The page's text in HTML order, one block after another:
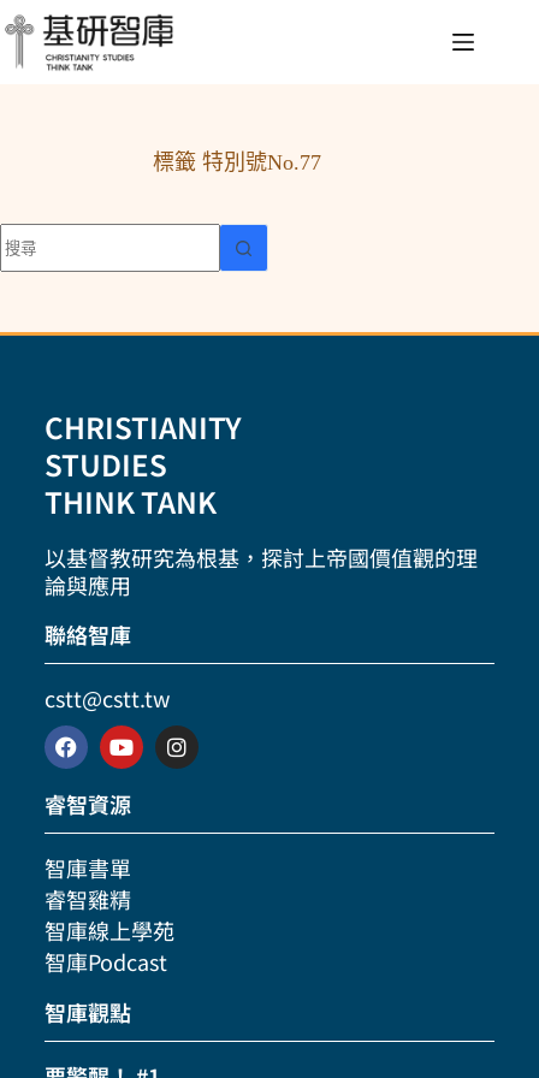
標籤 特別號No.77
CHRISTIANITY
STUDIES
THINK TANK
以基督教研究為根基，探討上帝國價值觀的理
論與應用
聯絡智庫
cstt@cstt.tw
睿智資源
智庫書單
睿智雞精
智庫線上學苑
智庫Podcast
智庫觀點